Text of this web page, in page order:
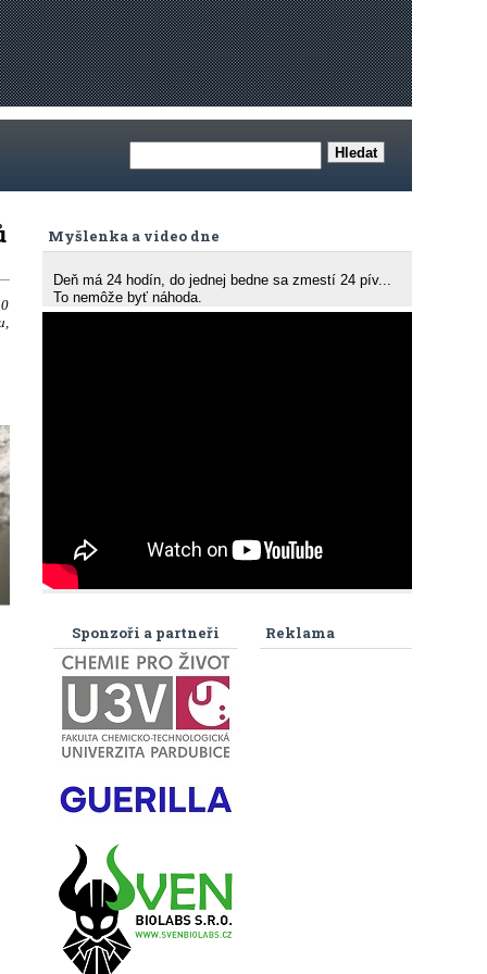
Myšlenka a video dne
Deň má 24 hodín, do jednej bedne sa zmestí 24 pív...
To nemôže byť náhoda.
Reklama
Sponzoři a partneři